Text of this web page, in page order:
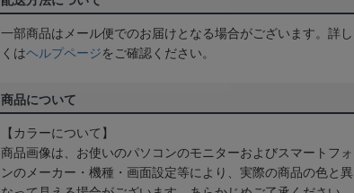
一部商品はメール便でのお届けとなる場合がございます。詳し
くはヘルプページをご確認ください。
商品について
【カラーについて】
商品画像は、お使いのパソコンのモニターおよびスマートフォ
ンのメーカー・機種・画面設定等により、実際の商品の色と異